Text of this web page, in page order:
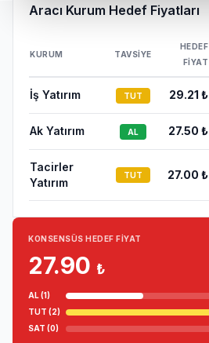
Aracı Kurum Hedef Fiyatları
KURUM TAVSIYE
HEDEF
FIYAT
İş Yatırım TUT 29.21 ₺
Ak Yatırım AL 27.50 ₺
Tacirler
Yatırım
TUT 27.00 ₺
KONSENSÜS HEDEF FIYAT
27.90 ₺
AL (1)
TUT (2)
SAT (0)